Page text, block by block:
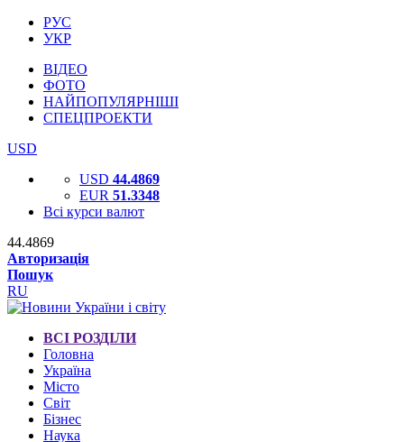
РУС
УКР
ВІДЕО
ФОТО
НАЙПОПУЛЯРНІШІ
СПЕЦПРОЕКТИ
USD
USD 44.4869
EUR 51.3348
Всі курси валют
44.4869
Авторизація
Пошук
RU
ВСІ РОЗДІЛИ
Головна
Україна
Місто
Світ
Бізнес
Наука